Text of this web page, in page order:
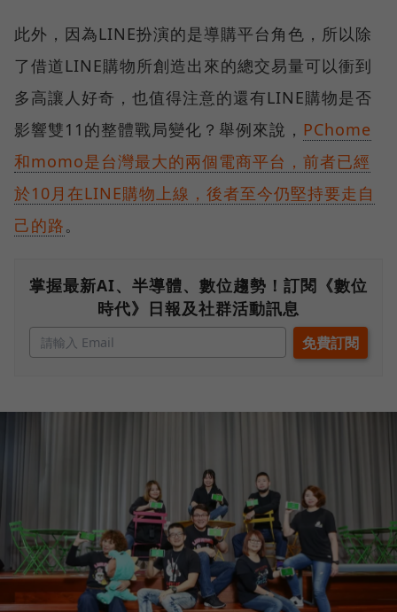
此外，因為LINE扮演的是導購平台角色，所以除
了借道LINE購物所創造出來的總交易量可以衝到
多高讓人好奇，也值得注意的還有LINE購物是否
影響雙11的整體戰局變化？舉例來說， PChome
和momo是台灣最大的兩個電商平台，前者已經
於10月在LINE購物上線，後者至今仍堅持要走自
己的路。
掌握最新AI、半導體、數位趨勢！訂閱《數位
時代》日報及社群活動訊息